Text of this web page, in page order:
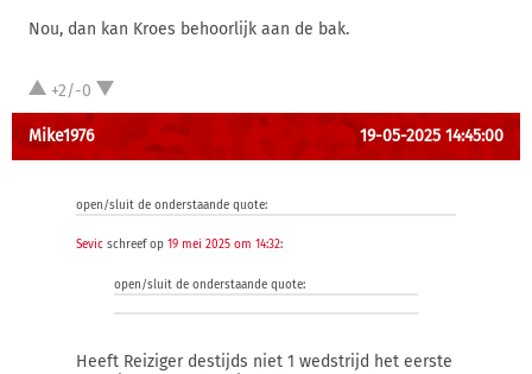
Nou, dan kan Kroes behoorlijk aan de bak.
+2/-0
Mike1976 19-05-2025 14:45:00
open/sluit de onderstaande quote:
Sevic schreef op 19 mei 2025 om 14:32:
open/sluit de onderstaande quote:
Heeft Reiziger destijds niet 1 wedstrijd het eerste